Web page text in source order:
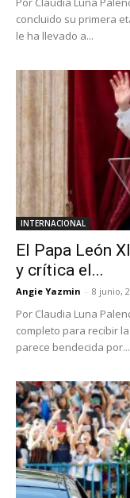
concluido su primera
le ha llevado a...
INTERNACIONAL
El Papa León
y crítica el...
Angie Yazmin - 8 junio,
Por Claudia Luna
completo para recibir
parece bendecida por...